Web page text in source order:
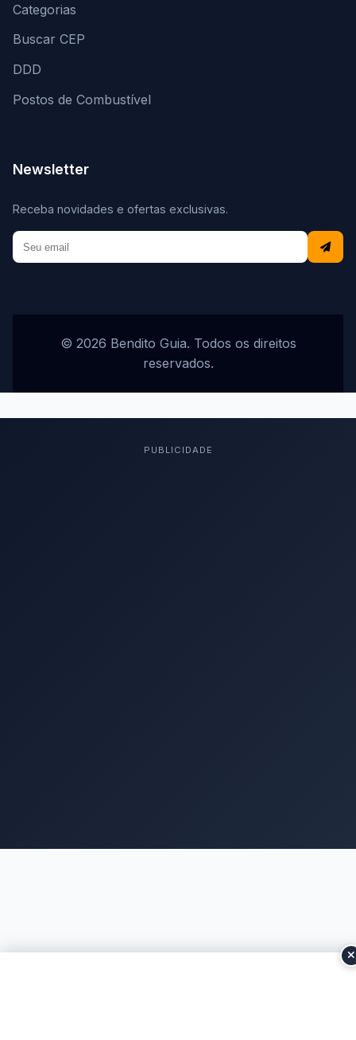
Categorias
Buscar CEP
DDD
Postos de Combustível
Newsletter
Receba novidades e ofertas exclusivas.
© 2026 Bendito Guia. Todos os direitos
reservados.